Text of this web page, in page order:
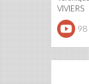
VIVIERS
98